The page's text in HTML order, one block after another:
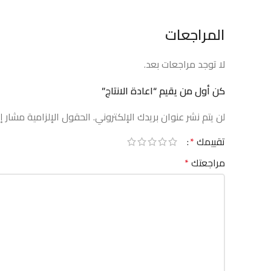
المراجعات
لا توجد مراجعات بعد.
كن أول من يقيم “اعادة الانتاج”
لن يتم نشر عنوان بريدك الإلكتروني.الحقول الإلزامية مشار
تقييمك*
مراجعتك*